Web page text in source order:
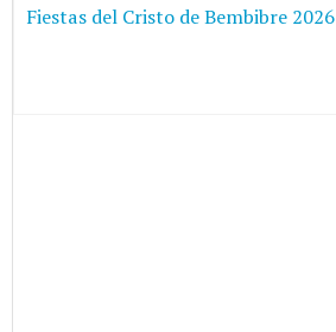
Fiestas del Cristo de Bembibre 2026